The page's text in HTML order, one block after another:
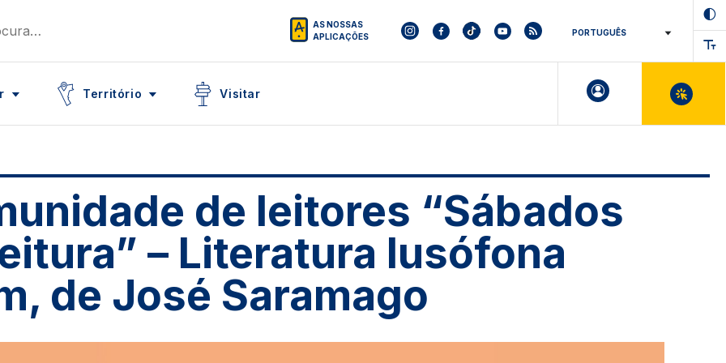
AS NOSSAS
APLICAÇÕES
Território
Icon Visitar
Icon
de leitores “Sábados
– Literatura lusófona
de José Saramago